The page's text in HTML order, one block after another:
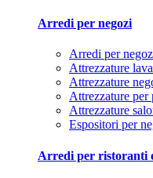
Arredi per negozi
Arredi per
Attrezzature
Attrezzature
Attrezzature per
Attrezzature
Espositori per
Arredi per ristoranti